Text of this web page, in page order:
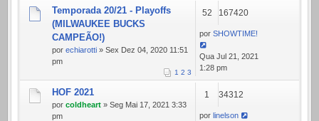
Temporada 20/21 - Playoffs
(MILWAUKEE BUCKS
CAMPEÃO!)
por echiarotti » Sex Dez 04, 2020 11:51
pm
1 2 3
52 167420
por SHOWTIME!
Qua Jul 21, 2021
1:28 pm
HOF 2021
por coldheart » Seg Mai 17, 2021 3:33
pm
1 34312
por linelson